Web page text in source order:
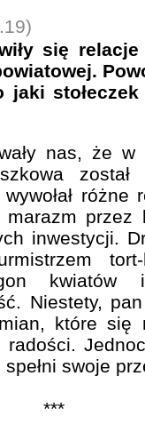
się
nas, że
marazm
inwestycji.
kwiatów i
Niestety,
które się
swoje
***